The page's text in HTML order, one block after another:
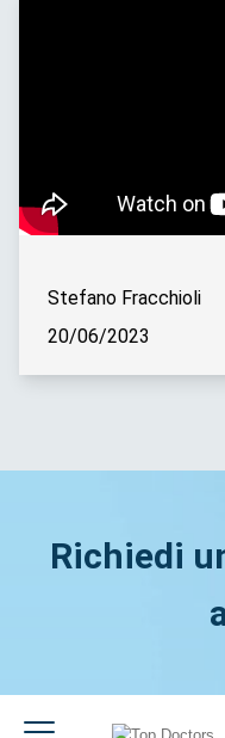
Stefano Fracchioli
20/06/2023
Richiedi